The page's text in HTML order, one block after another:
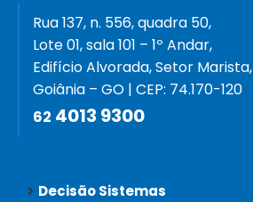
Rua 137, n. 556, quadra 50,
Lote 01, sala 101 – 1º Andar,
Edifício Alvorada, Setor Marista,
Goiânia – GO | CEP: 74.170-120
62 4013 9300
Decisão Sistemas